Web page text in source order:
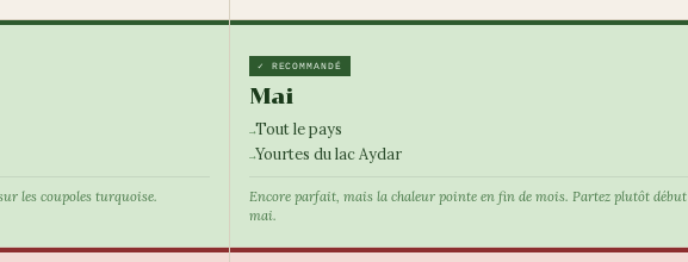
les coupoles turquoise.
✓ RECOMMANDÉ
Mai
Tout le pays
Yourtes du lac Aydar
Encore parfait, mais la chaleur pointe en fin de mois. Partez plutôt début
mai.